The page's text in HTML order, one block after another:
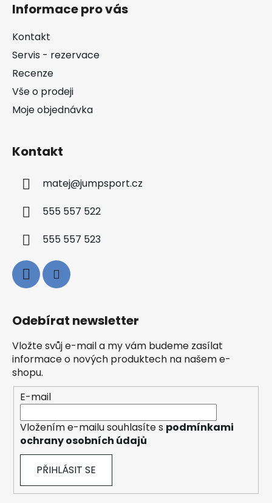
Informace pro vás
Kontakt
Servis - rezervace
Recenze
Vše o prodeji
Moje objednávka
Kontakt
matej@jumpsport.cz
555 557 522
555 557 523
Odebírat newsletter
Vložte svůj e-mail a my vám budeme zasílat
informace o nových produktech na našem e-
shopu.
E-mail
Vložením e-mailu souhlasíte s podmínkami
ochrany osobních údajů
PŘIHLÁSIT SE